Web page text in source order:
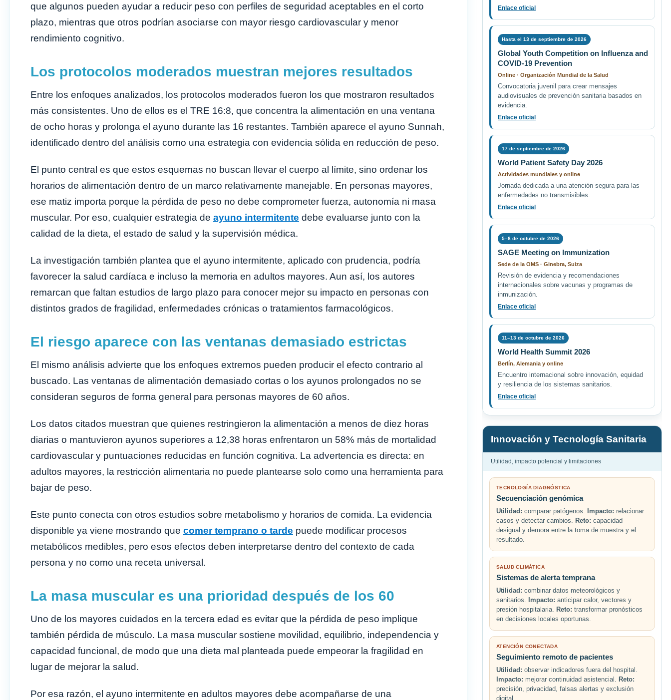
que algunos pueden ayudar a reducir peso con perfiles de seguridad aceptables en el corto
plazo, mientras que otros podrían asociarse con mayor riesgo cardiovascular y menor
rendimiento cognitivo.
Los protocolos moderados muestran mejores resultados
Entre los enfoques analizados, los protocolos moderados fueron los que mostraron resultados
más consistentes. Uno de ellos es el TRE 16:8, que concentra la alimentación en una ventana
de ocho horas y prolonga el ayuno durante las 16 restantes. También aparece el ayuno Sunnah,
identificado dentro del análisis como una estrategia con evidencia sólida en reducción de peso.
El punto central es que estos esquemas no buscan llevar el cuerpo al límite, sino ordenar los
horarios de alimentación dentro de un marco relativamente manejable. En personas mayores,
ese matiz importa porque la pérdida de peso no debe comprometer fuerza, autonomía ni masa
muscular. Por eso, cualquier estrategia de ayuno intermitente debe evaluarse junto con la
calidad de la dieta, el estado de salud y la supervisión médica.
La investigación también plantea que el ayuno intermitente, aplicado con prudencia, podría
favorecer la salud cardíaca e incluso la memoria en adultos mayores. Aun así, los autores
remarcan que faltan estudios de largo plazo para conocer mejor su impacto en personas con
distintos grados de fragilidad, enfermedades crónicas o tratamientos farmacológicos.
El riesgo aparece con las ventanas demasiado estrictas
El mismo análisis advierte que los enfoques extremos pueden producir el efecto contrario al
buscado. Las ventanas de alimentación demasiado cortas o los ayunos prolongados no se
consideran seguros de forma general para personas mayores de 60 años.
Los datos citados muestran que quienes restringieron la alimentación a menos de diez horas
diarias o mantuvieron ayunos superiores a 12,38 horas enfrentaron un 58% más de mortalidad
cardiovascular y puntuaciones reducidas en función cognitiva. La advertencia es directa: en
adultos mayores, la restricción alimentaria no puede plantearse solo como una herramienta para
bajar de peso.
Este punto conecta con otros estudios sobre metabolismo y horarios de comida. La evidencia
disponible ya viene mostrando que comer temprano o tarde puede modificar procesos
metabólicos medibles, pero esos efectos deben interpretarse dentro del contexto de cada
persona y no como una receta universal.
La masa muscular es una prioridad después de los 60
Uno de los mayores cuidados en la tercera edad es evitar que la pérdida de peso implique
también pérdida de músculo. La masa muscular sostiene movilidad, equilibrio, independencia y
capacidad funcional, de modo que una dieta mal planteada puede empeorar la fragilidad en
lugar de mejorar la salud.
Por esa razón, el ayuno intermitente en adultos mayores debe acompañarse de una
Enlace oficial
Hasta el 13 de septiembre de 2026
Global Youth Competition on Influenza and
COVID-19 Prevention
Online · Organización Mundial de la Salud
Convocatoria juvenil para crear mensajes
audiovisuales de prevención sanitaria basados en
evidencia.
Enlace oficial
17 de septiembre de 2026
World Patient Safety Day 2026
Actividades mundiales y online
Jornada dedicada a una atención segura para las
enfermedades no transmisibles.
Enlace oficial
5–8 de octubre de 2026
SAGE Meeting on Immunization
Sede de la OMS · Ginebra, Suiza
Revisión de evidencia y recomendaciones
internacionales sobre vacunas y programas de
inmunización.
Enlace oficial
11–13 de octubre de 2026
World Health Summit 2026
Berlín, Alemania y online
Encuentro internacional sobre innovación, equidad
y resiliencia de los sistemas sanitarios.
Enlace oficial
Innovación y Tecnología Sanitaria
Utilidad, impacto potencial y limitaciones
TECNOLOGÍA DIAGNÓSTICA
Secuenciación genómica
Utilidad: comparar patógenos. Impacto: relacionar
casos y detectar cambios. Reto: capacidad
desigual y demora entre la toma de muestra y el
resultado.
SALUD CLIMÁTICA
Sistemas de alerta temprana
Utilidad: combinar datos meteorológicos y
sanitarios. Impacto: anticipar calor, vectores y
presión hospitalaria. Reto: transformar pronósticos
en decisiones locales oportunas.
ATENCIÓN CONECTADA
Seguimiento remoto de pacientes
Utilidad: observar indicadores fuera del hospital.
Impacto: mejorar continuidad asistencial. Reto:
precisión, privacidad, falsas alertas y exclusión
digital.